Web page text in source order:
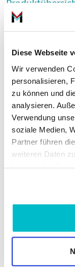
Diese Webseite
Wir verwenden
personalisieren,
zu können und
analysieren.
Verwendung
soziale Medien,
Partner führen
weiteren Daten
Valeo
deckt
Getriebe stehen
ab.
Vorteile für
Werkstätten
der
schnellere